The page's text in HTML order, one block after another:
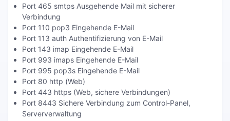
Port 465 smtps Ausgehende Mail mit sicherer
Verbindung
Port 110 pop3 Eingehende E-Mail
Port 113 auth Authentifizierung von E-Mail
Port 143 imap Eingehende E-Mail
Port 993 imaps Eingehende E-Mail
Port 995 pop3s Eingehende E-Mail
Port 80 http (Web)
Port 443 https (Web, sichere Verbindungen)
Port 8443 Sichere Verbindung zum Control-Panel,
Serververwaltung